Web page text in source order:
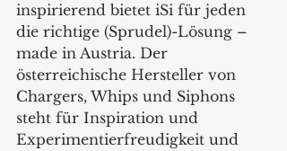
inspirierend bietet iSi für jeden
die richtige (Sprudel)-Lösung –
made in Austria. Der
österreichische Hersteller von
Chargers, Whips und Siphons
steht für Inspiration und
Experimentierfreudigkeit und